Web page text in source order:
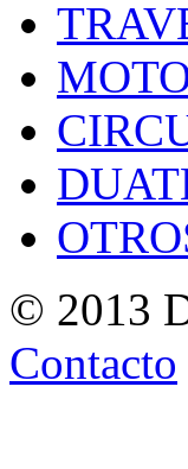
© 2013
Contacto